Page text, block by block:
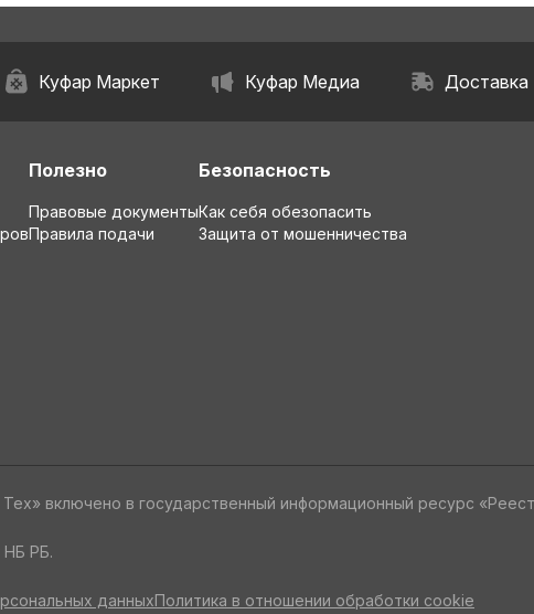
Куфар Маркет Куфар Медиа Доставка
Полезно
Правовые документы
Правила подачи
Безопасность
Как себя обезопасить
Защита от мошенничества
включено в государственный информационный ресурс
НБ РБ.
данныхПолитика в отношении обработки cookie